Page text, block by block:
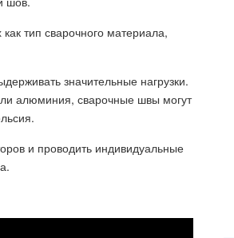
тип сварочного материала,
значительные нагрузки.
алюминия, сварочные швы могут
и проводить индивидуальные